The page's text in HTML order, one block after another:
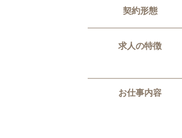
契約形態
求人の特徴
お仕事内容